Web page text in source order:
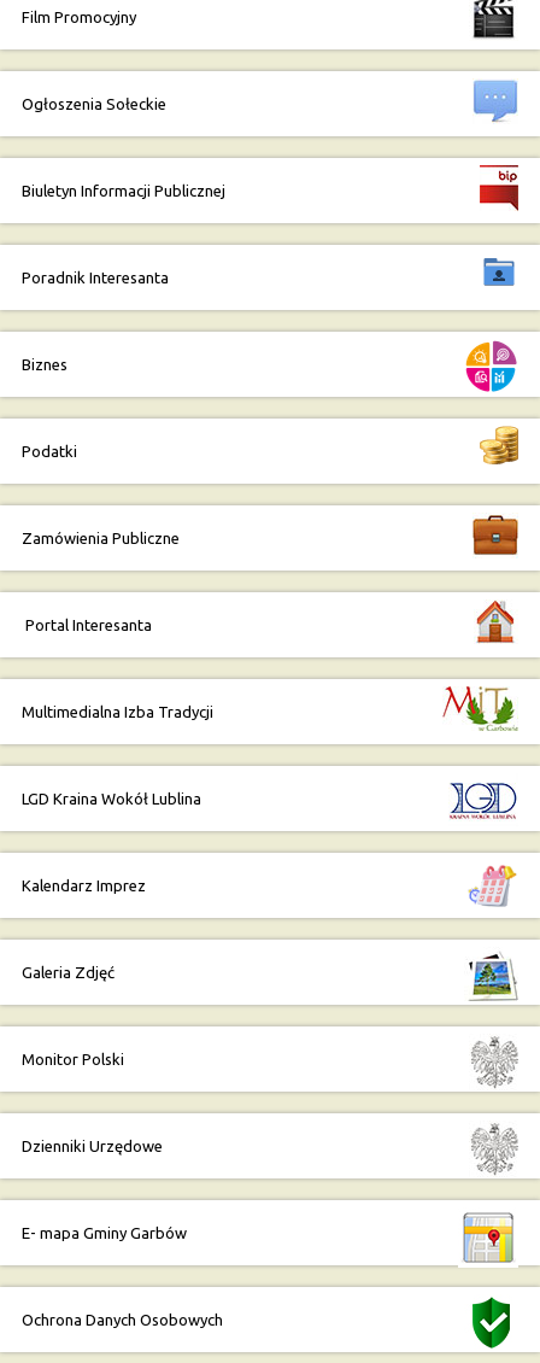
Film Promocyjny
Ogłoszenia Sołeckie
Biuletyn Informacji Publicznej
Poradnik Interesanta
Biznes
Podatki
Zamówienia Publiczne
Portal Interesanta
Multimedialna Izba Tradycji
LGD Kraina Wokół Lublina
Kalendarz Imprez
Galeria Zdjęć
Monitor Polski
Dzienniki Urzędowe
E- mapa Gminy Garbów
Ochrona Danych Osobowych